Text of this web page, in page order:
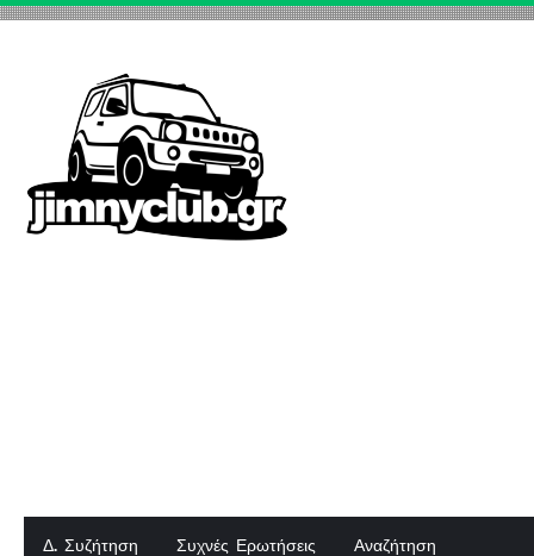
Δ. Συζήτηση Συχνές Ερωτήσεις Αναζήτηση